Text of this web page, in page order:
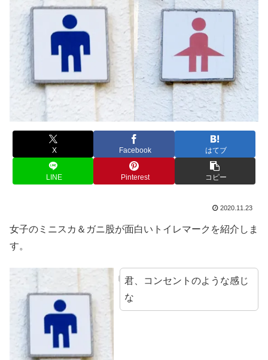
X Facebook はてブ
LINE Pinterest コピー
2020.11.23
女子のミニスカ＆ガニ股が面白いトイレマークを紹介しま
す。
君、コンセントのような感じ
な